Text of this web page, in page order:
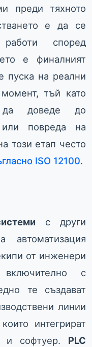
преди тяхното
е да се
според
е финалният
пуска на реални
тъй като
доведе до
или повреда на
този етап често
ISO 12100.
с други
автоматизация
от инженери
с
те създават
линии
интегрират
и софтуер. PLC